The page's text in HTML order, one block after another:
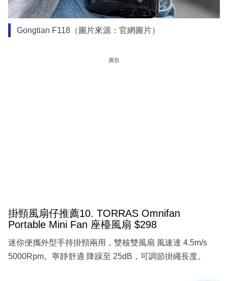
Gongtian F118（圖片來源：官網圖片）
廣告
掛頸風扇仔推薦10. TORRAS Omnifan
Portable Mini Fan 座檯風扇 $298
迷你便攜外型手持掛頸兩用，雙核雙風扇 風速達 4.5m/s
5000Rpm。寧靜舒適 降躁至 25dB，可調節掛繩長度。